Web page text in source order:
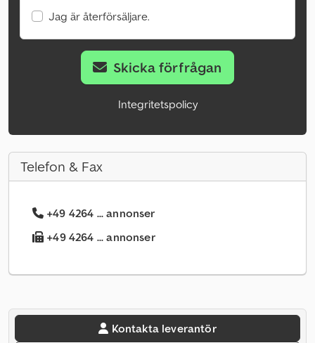
Jag är återförsäljare.
Skicka förfrågan
Integritetspolicy
Telefon & Fax
+49 4264 ... annonser
+49 4264 ... annonser
Kontakta leverantör